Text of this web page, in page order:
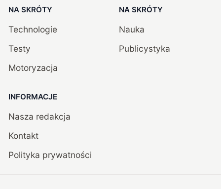
NA SKRÓTY
Technologie
Testy
Motoryzacja
NA SKRÓTY
Nauka
Publicystyka
INFORMACJE
Nasza redakcja
Kontakt
Polityka prywatności